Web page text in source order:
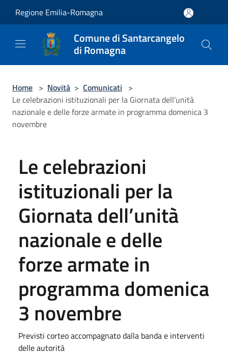
Regione Emilia-Romagna
Comune di Santarcangelo
di Romagna
Home > Novità > Comunicati >
Le celebrazioni istituzionali per la Giornata dell’unità
nazionale e delle forze armate in programma domenica 3
novembre
Le celebrazioni
istituzionali per la
Giornata dell’unità
nazionale e delle
forze armate in
programma domenica
3 novembre
Previsti corteo accompagnato dalla banda e interventi
delle autorità